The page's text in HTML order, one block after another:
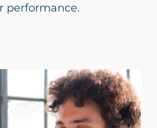
performance.